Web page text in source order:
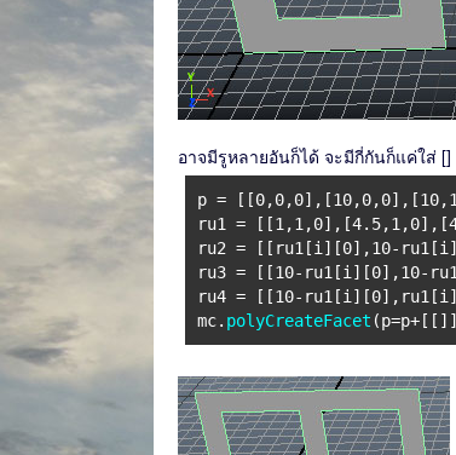
อาจมีรูหลายอันก็ได้ จะมีกี่กันก็แค่ใส่
p =
ru1 =
ru2 = [[ru1[i][0],10-
ru3 = [[10-ru1[i][0],10-
ru4 = [[10-
mc. polyCreateFacet